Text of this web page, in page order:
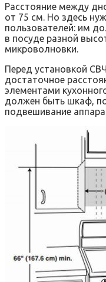
Расстояние между
от 75 см. Но здесь
пользователей: им
в посуде разной
микроволновки.
Перед установкой
достаточное
элементами
должен быть шкаф,
подвешивание